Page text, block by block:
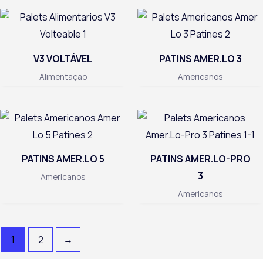
V3 VOLTÁVEL
Alimentação
PATINS AMER.LO 3
Americanos
PATINS AMER.LO 5
Americanos
PATINS AMER.LO-PRO
3
Americanos
1 2 →